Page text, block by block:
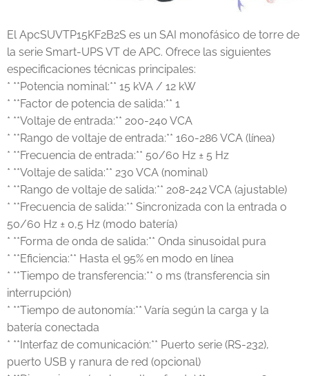
El ApcSUVTP15KF2B2S es un SAI monofásico de torre de
la serie Smart-UPS VT de APC. Ofrece las siguientes
especificaciones técnicas principales:
* **Potencia nominal:** 15 kVA / 12 kW
* **Factor de potencia de salida:** 1
* **Voltaje de entrada:** 200-240 VCA
* **Rango de voltaje de entrada:** 160-286 VCA (línea)
* **Frecuencia de entrada:** 50/60 Hz ± 5 Hz
* **Voltaje de salida:** 230 VCA (nominal)
* **Rango de voltaje de salida:** 208-242 VCA (ajustable)
* **Frecuencia de salida:** Sincronizada con la entrada o
50/60 Hz ± 0,5 Hz (modo batería)
* **Forma de onda de salida:** Onda sinusoidal pura
* **Eficiencia:** Hasta el 95% en modo en línea
* **Tiempo de transferencia:** 0 ms (transferencia sin
interrupción)
* **Tiempo de autonomía:** Varía según la carga y la
batería conectada
* **Interfaz de comunicación:** Puerto serie (RS-232),
puerto USB y ranura de red (opcional)